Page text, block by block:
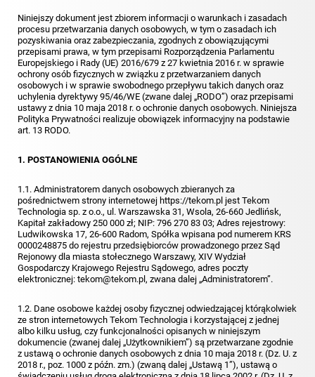
Niniejszy dokument jest zbiorem informacji o warunkach i zasadach
procesu przetwarzania danych osobowych, w tym o zasadach ich
pozyskiwania oraz zabezpieczania, zgodnych z obowiązującymi
przepisami prawa, w tym przepisami Rozporządzenia Parlamentu
Europejskiego i Rady (UE) 2016/679 z 27 kwietnia 2016 r. w sprawie
ochrony osób fizycznych w związku z przetwarzaniem danych
osobowych i w sprawie swobodnego przepływu takich danych oraz
uchylenia dyrektywy 95/46/WE (zwane dalej „RODO”) oraz przepisami
ustawy z dnia 10 maja 2018 r. o ochronie danych osobowych. Niniejsza
Polityka Prywatności realizuje obowiązek informacyjny na podstawie
art. 13 RODO.
1. POSTANOWIENIA OGÓLNE
1.1. Administratorem danych osobowych zbieranych za
pośrednictwem strony internetowej https://tekom.pl jest Tekom
Technologia sp. z o.o., ul. Warszawska 31, Wsola, 26-660 Jedlińsk,
Kapitał zakładowy 250 000 zł; NIP: 796 270 83 03; Adres rejestrowy:
Ludwikowska 17, 26-600 Radom, Spółka wpisana pod numerem KRS
0000248875 do rejestru przedsiębiorców prowadzonego przez Sąd
Rejonowy dla miasta stołecznego Warszawy, XIV Wydział
Gospodarczy Krajowego Rejestru Sądowego, adres poczty
elektronicznej: tekom@tekom.pl, zwana dalej „Administratorem”.
1.2. Dane osobowe każdej osoby fizycznej odwiedzającej którąkolwiek
ze stron internetowych Tekom Technologia i korzystającej z jednej
albo kilku usług, czy funkcjonalności opisanych w niniejszym
dokumencie (zwanej dalej „Użytkownikiem”) są przetwarzane zgodnie
z ustawą o ochronie danych osobowych z dnia 10 maja 2018 r. (Dz. U. z
2018 r., poz. 1000 z późn. zm.) (zwaną dalej „Ustawą 1”), ustawą o